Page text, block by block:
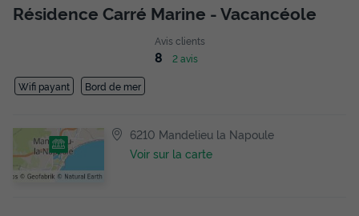
Résidence Carré Marine - Vacancéole
Avis clients
8 2 avis
Wifi payant Bord de mer
6210 Mandelieu la Napoule
Voir sur la carte